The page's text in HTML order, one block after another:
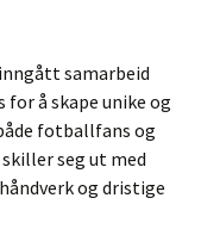
samarbeid
å skape unike og
fotballfans og
seg ut med
og dristige